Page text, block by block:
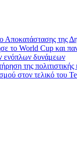
Αποκατάστασης της
World Cup και
ενόπλων δυνάμεων
της πολιτιστικής
στον τελικό του